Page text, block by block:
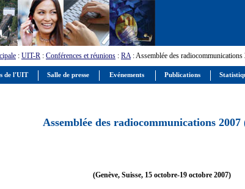
: UIT-R : Conférences et réunions : RA: Assemblée des
Assemblée des radiocommunications
(Genève, Suisse, 15 octobre-19 octobre 2007)
de l'UIT Salle de presse Evénements Publications